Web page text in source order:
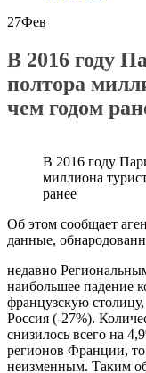
27Фев
В 2016 году
полтора
чем годом
В 2016 году
миллиона
ранее
Об этом сообщает
данные,
недавно
наибольшее падение
французскую
Россия (-27%).
снизилось всего на
регионов Франции, то
неизменным. Таким